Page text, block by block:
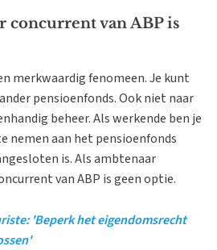
concurrent van ABP is
merkwaardig fenomeen. Je kunt
pensioenfonds. Ook niet naar
beheer. Als werkende ben je
nemen aan het pensioenfonds
is. Als ambtenaar
van ABP is geen optie.
'Beperk het eigendomsrecht